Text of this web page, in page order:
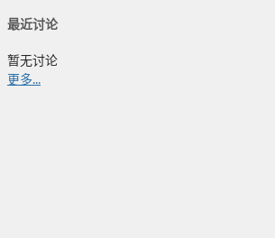
最近讨论
暂无讨论
更多...